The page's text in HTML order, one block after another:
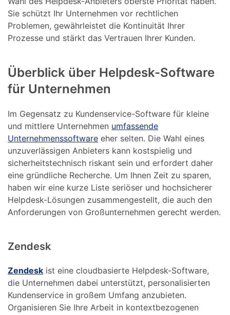
Sie schützt Ihr Unternehmen vor rechtlichen
Problemen, gewährleistet die Kontinuität Ihrer
Prozesse und stärkt das Vertrauen Ihrer Kunden.
Überblick über Helpdesk-Software
für Unternehmen
Im Gegensatz zu Kundenservice-Software für kleine
und mittlere Unternehmen umfassende
Unternehmenssoftware eher selten. Die Wahl eines
unzuverlässigen Anbieters kann kostspielig und
sicherheitstechnisch riskant sein und erfordert daher
eine gründliche Recherche. Um Ihnen Zeit zu sparen,
haben wir eine kurze Liste seriöser und hochsicherer
Helpdesk-Lösungen zusammengestellt, die auch den
Anforderungen von Großunternehmen gerecht werden.
Zendesk
Zendesk ist eine cloudbasierte Helpdesk-Software,
die Unternehmen dabei unterstützt, personalisierten
Kundenservice in großem Umfang anzubieten.
Organisieren Sie Ihre Arbeit in kontextbezogenen